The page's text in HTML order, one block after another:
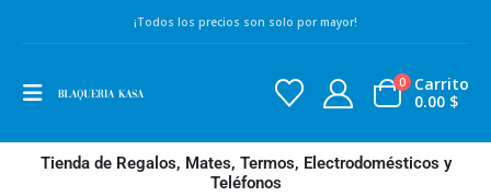
¡Todos los precios son solo por mayor!
0
Carrito
0.00 $
Tienda de Regalos, Mates, Termos, Electrodomésticos y
Teléfonos